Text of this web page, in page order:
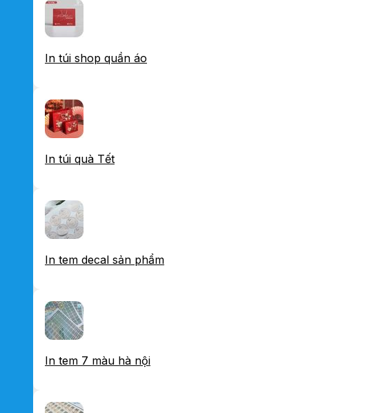
In túi shop quần áo
In túi quà Tết
In tem decal sản phẩm
In tem 7 màu hà nội